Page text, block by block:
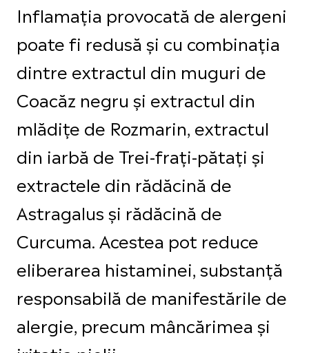
Inflamația provocată de alergeni
poate fi redusă și cu combinația
dintre extractul din muguri de
Coacăz negru și extractul din
mlădițe de Rozmarin, extractul
din iarbă de Trei-frați-pătați și
extractele din rădăcină de
Astragalus și rădăcină de
Curcuma. Acestea pot reduce
eliberarea histaminei, substanță
responsabilă de manifestările de
alergie, precum mâncărimea și